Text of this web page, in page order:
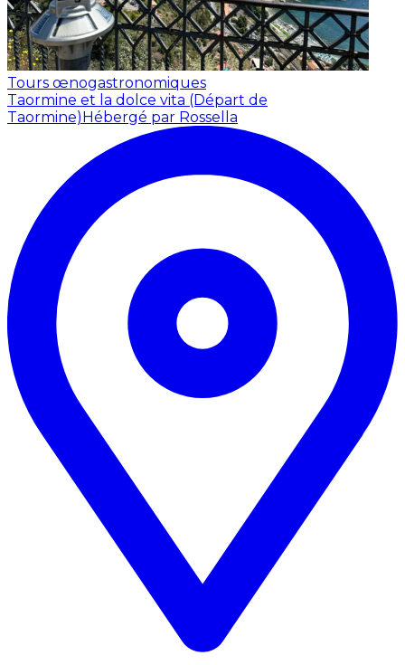
Tours œnogastronomiques
Taormine et la dolce vita (Départ de
Taormine)Hébergé par Rossella